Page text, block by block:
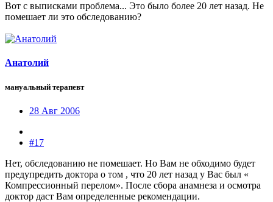
Вот с выписками проблема... Это было более 20 лет назад. Не
помешает ли это обследованию?
Анатолий
мануальный терапевт
28 Авг 2006
#17
Нет, обследованию не помешает. Но Вам не обходимо будет
предупредить доктора о том , что 20 лет назад у Вас был «
Компрессионный перелом». После сбора анамнеза и осмотра
доктор даст Вам определенные рекомендации.